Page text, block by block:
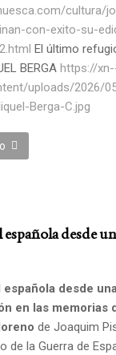
cultura/
con-exito-su-
El último
BERGA https://
uploads/2026/
Berga-C.jpg
desde
desde
en las memorias
de Joaquim
de la Guerra de